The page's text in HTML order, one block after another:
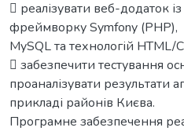
 реалізувати веб-додаток
фреймворку Symfony (PHP),
MySQL та технологій HTML/
 забезпечити тестування
проаналізувати результати
прикладі районів Києва.
Програмне забезпечення